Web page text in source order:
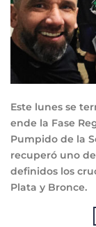
Este lunes se
ende la Fase
Pumpido de la
recuperó uno
definidos los
Plata y Bronce.